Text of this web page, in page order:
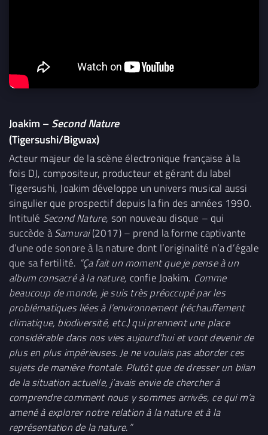
Joakim – Second Nature
(Tigersushi/Bigwax)
Acteur majeur de la scène électronique française à la
fois DJ, compositeur, producteur et gérant du label
Tigersushi, Joakim développe un univers musical aussi
singulier que prospectif depuis la fin des années 1990.
Intitulé Second Nature, son nouveau disque – qui
succède àSamurai(2017) – prend la forme captivante
d’une ode sonore à la nature dont l’originalité n’a d’égale
que sa fertilité. “Ça fait un moment que je pense à un
album consacré à la nature, confie Joakim. Comme
beaucoup de monde, je suis très préoccupé par les
problématiques liées à l’environnement (réchauffement
climatique, biodiversité, etc.) qui prennent une place
considérable dans nos vies aujourd’hui et vont devenir de
plus en plus impérieuses. Je ne voulais pas aborder ces
sujets de manière frontale. Plutôt que de dresser un bilan
de la situation actuelle, j’avais envie de chercher à
comprendre comment nous y sommes arrivés, ce qui m’a
amené à explorer notre relation à la nature et à la
représentation de la nature. ”